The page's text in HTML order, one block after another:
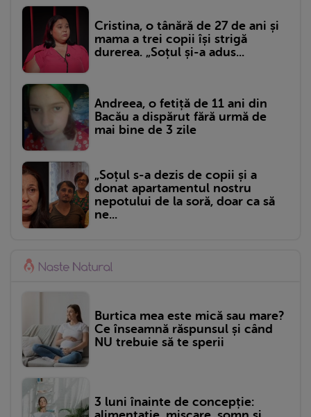
Cristina, o tânără de 27 de ani și
mama a trei copii își strigă
durerea. „Soțul și-a adus...
Andreea, o fetiță de 11 ani din
Bacău a dispărut fără urmă de
mai bine de 3 zile
„Soțul s-a dezis de copii și a
donat apartamentul nostru
nepotului de la soră, doar ca să
ne...
Burtica mea este mică sau mare?
Ce înseamnă răspunsul și când
NU trebuie să te sperii
3 luni înainte de concepție: